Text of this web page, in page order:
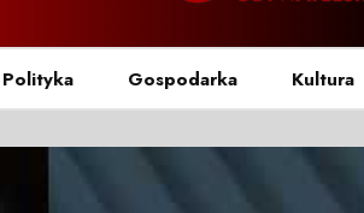
Polityka Gospodarka Kultura